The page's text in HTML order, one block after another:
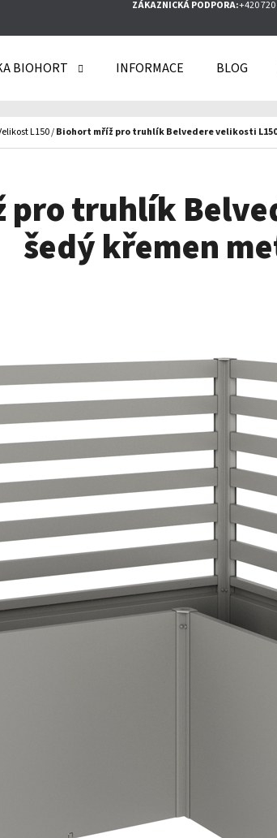
ZÁKAZNICKÁ PODPORA:+420
BIOHORT INFORMACE BLOG
L150/Biohort mříž pro truhlík Belvedere velikosti
pro truhlík
šedý křemen
DOPORUČUJEME